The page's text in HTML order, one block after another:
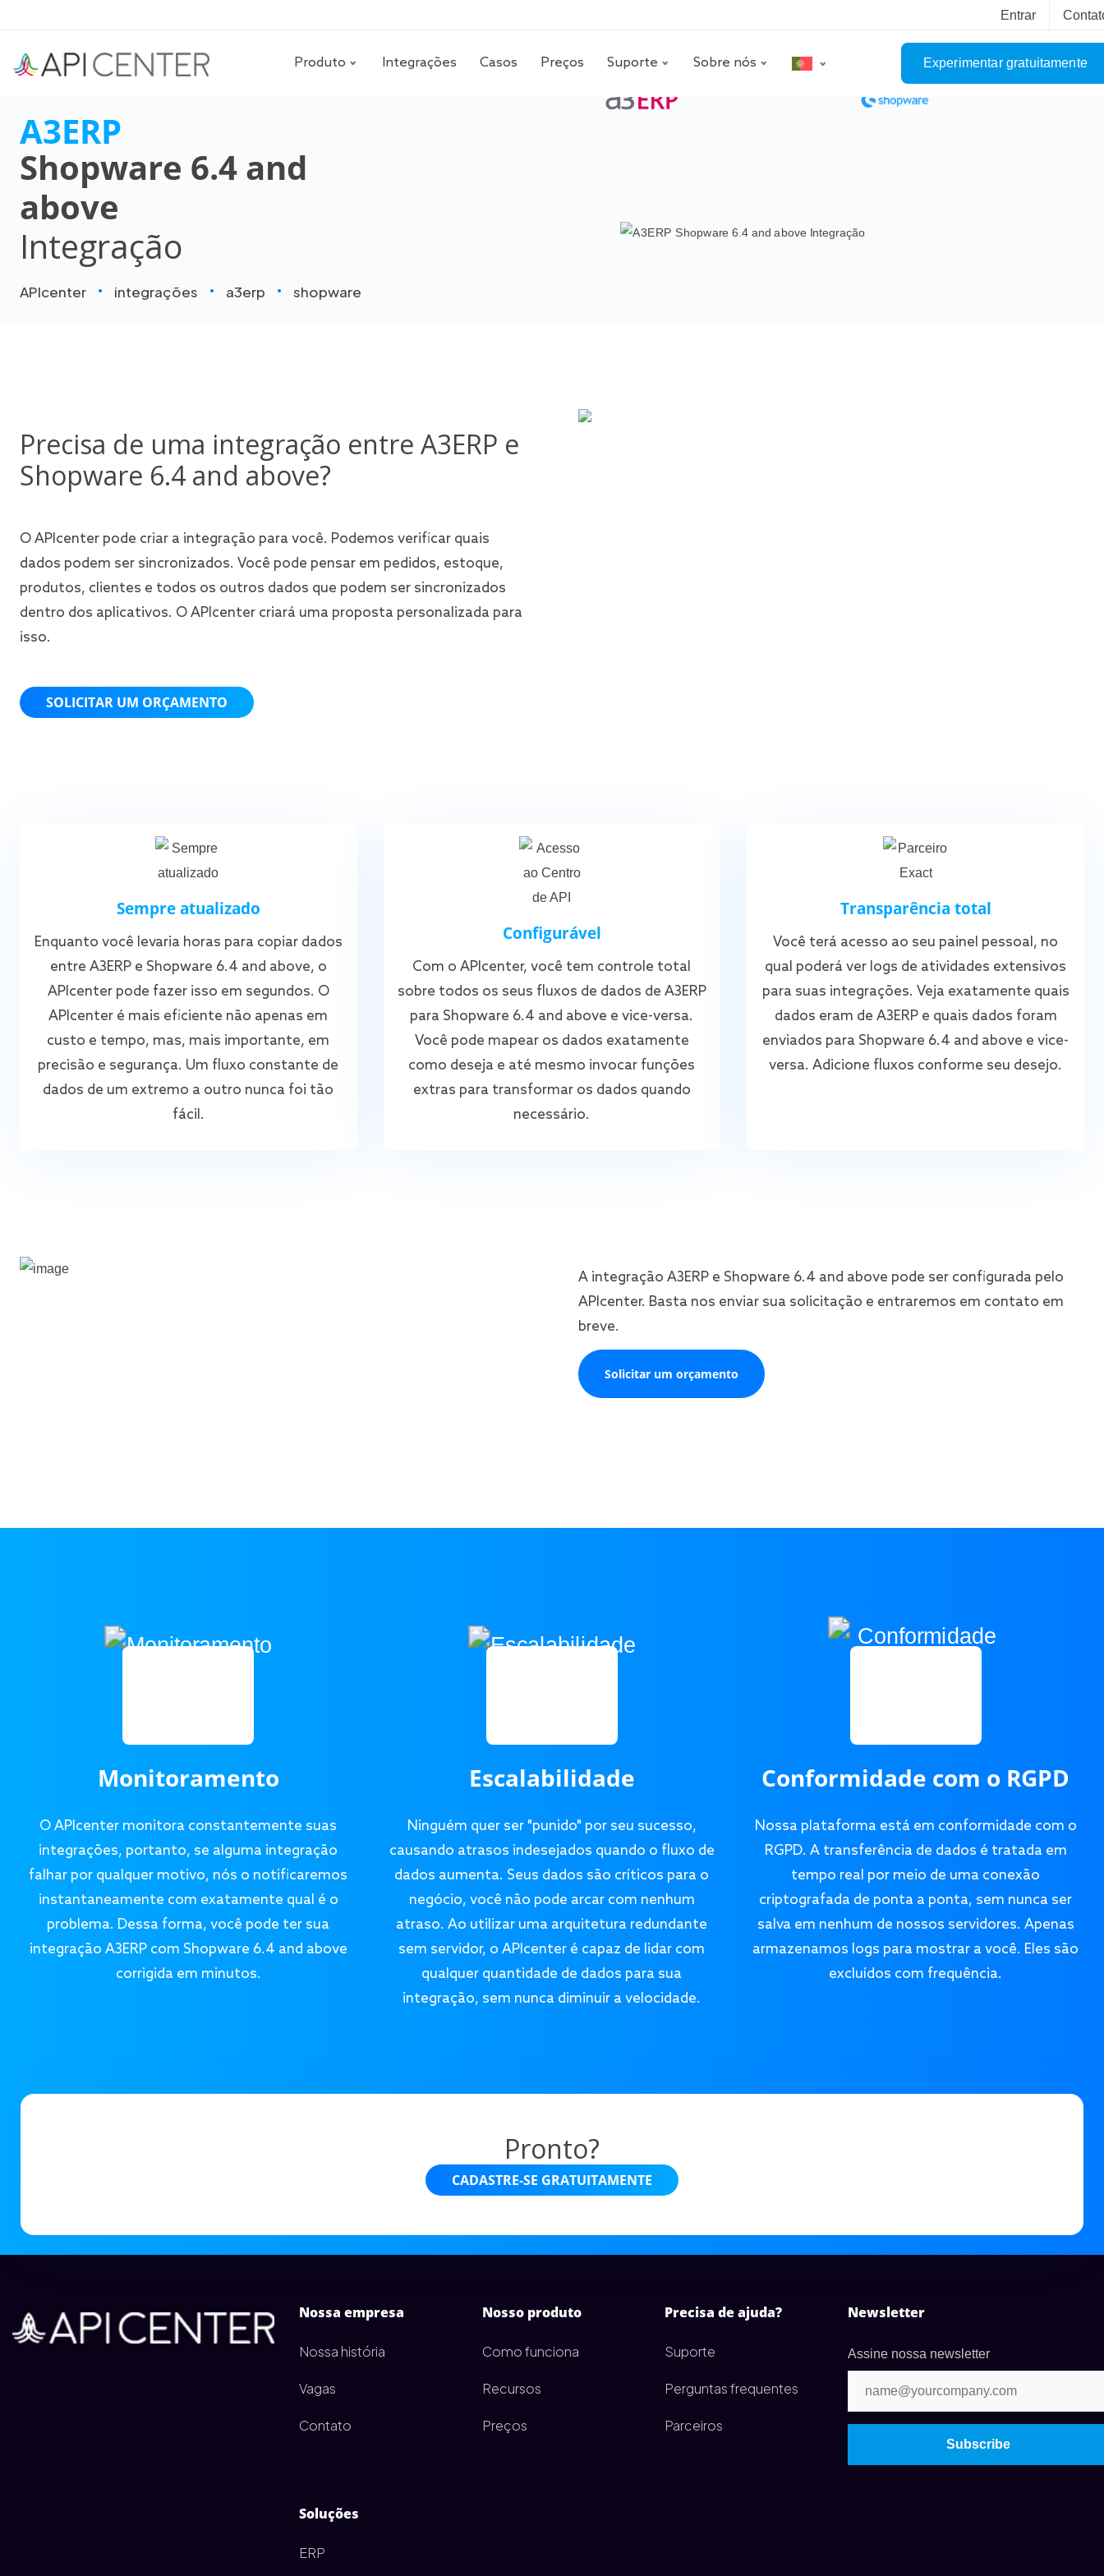
Entrar
Produto Integrações Casos Preços Suporte Sobre nós Experimentar gratuitamente
A3ERP
Shopware 6.4 and
above
Integração
APIcenter integrações a3erp shopware
Precisa de uma integração entre A3ERP e
Shopware 6.4 and above?
O APIcenter pode criar a integração para você. Podemos verificar quais
dados podem ser sincronizados. Você pode pensar em pedidos, estoque,
produtos, clientes e todos os outros dados que podem ser sincronizados
dentro dos aplicativos. O APIcenter criará uma proposta personalizada para
isso.
SOLICITAR UM ORÇAMENTO
Sempre atualizado
Enquanto você levaria horas para copiar dados
entre A3ERP e Shopware 6.4 and above, o
APIcenter pode fazer isso em segundos. O
APIcenter é mais eficiente não apenas em
custo e tempo, mas, mais importante, em
precisão e segurança. Um fluxo constante de
dados de um extremo a outro nunca foi tão
fácil.
Configurável
Com o APIcenter, você tem controle total
sobre todos os seus fluxos de dados de A3ERP
para Shopware 6.4 and above e vice-versa.
Você pode mapear os dados exatamente
como deseja e até mesmo invocar funções
extras para transformar os dados quando
necessário.
Transparência total
Você terá acesso ao seu painel pessoal, no
qual poderá ver logs de atividades extensivos
para suas integrações. Veja exatamente quais
dados eram de A3ERP e quais dados foram
enviados para Shopware 6.4 and above e vice-
versa. Adicione fluxos conforme seu desejo.
A integração A3ERP e Shopware 6.4 and above pode ser configurada pelo
APIcenter. Basta nos enviar sua solicitação e entraremos em contato em
breve.
Solicitar um orçamento
Monitoramento
O APIcenter monitora constantemente suas
integrações, portanto, se alguma integração
falhar por qualquer motivo, nós o notificaremos
instantaneamente com exatamente qual é o
problema. Dessa forma, você pode ter sua
integração A3ERP com Shopware 6.4 and above
corrigida em minutos.
Escalabilidade
Ninguém quer ser "punido" por seu sucesso,
causando atrasos indesejados quando o fluxo de
dados aumenta. Seus dados são críticos para o
negócio, você não pode arcar com nenhum
atraso. Ao utilizar uma arquitetura redundante
sem servidor, o APIcenter é capaz de lidar com
qualquer quantidade de dados para sua
integração, sem nunca diminuir a velocidade.
Conformidade com o RGPD
Nossa plataforma está em conformidade com o
RGPD. A transferência de dados é tratada em
tempo real por meio de uma conexão
criptografada de ponta a ponta, sem nunca ser
salva em nenhum de nossos servidores. Apenas
armazenamos logs para mostrar a você. Eles são
excluídos com frequência.
Pronto?
CADASTRE-SE GRATUITAMENTE
Nossa empresa
Nossa história
Vagas
Contato
Soluções
ERP
Nosso produto
Como funciona
Recursos
Preços
Precisa de ajuda?
Suporte
Perguntas frequentes
Parceiros
Newsletter
Assine nossa newsletter